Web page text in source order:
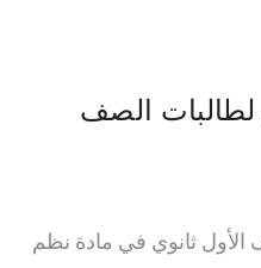
لطالبات الصف
الأول ثانوي في مادة نظم